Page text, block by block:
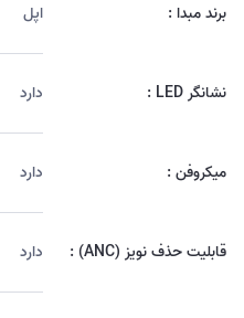
برند مبدا : اپل
نشانگر LED : دارد
میکروفن : دارد
قابلیت حذف نویز (ANC) : دارد